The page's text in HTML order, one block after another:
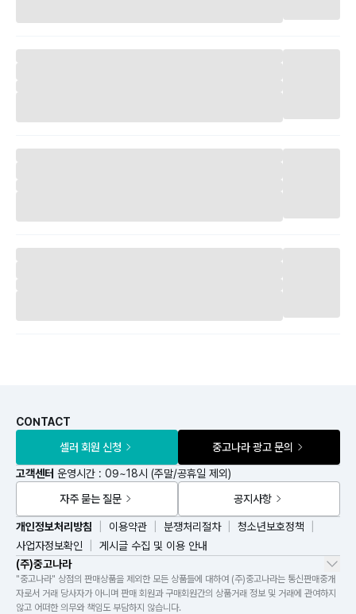
CONTACT
셀러 회원 신청
중고나라 광고 문의
고객센터 운영시간 : 09~18시 (주말/공휴일 제외)
자주 묻는 질문
공지사항
(주)중고나라
개인정보처리방침 이용약관 분쟁처리절차
청소년보호정책
사업자정보확인
게시글 수집 및 이용 안내
"중고나라" 상점의 판매상품을 제외한 모든 상품들에 대하여 (주)중고나라는 통신판매중개
자로서 거래 당사자가 아니며 판매 회원과 구매회원간의 상품거래 정보 및 거래에 관여하지
않고 어떠한 의무와 책임도 부담하지 않습니다.